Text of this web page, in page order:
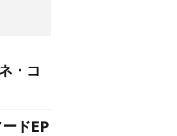
・コ
ドEP